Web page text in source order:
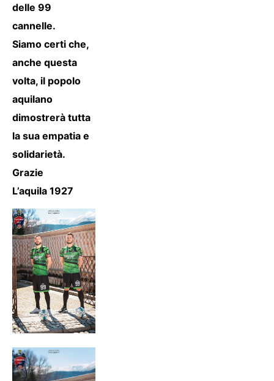
delle 99
cannelle.
Siamo certi che,
anche questa
volta, il popolo
aquilano
dimostrerà tutta
la sua empatia e
solidarietà.
Grazie
L’aquila 1927